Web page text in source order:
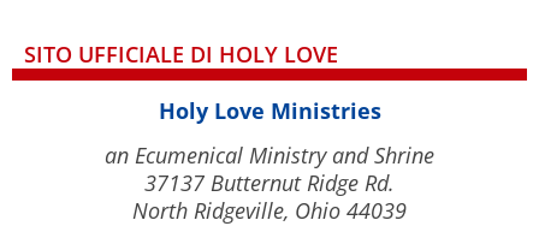
SITO UFFICIALE DI HOLY LOVE
Holy Love Ministries
an Ecumenical Ministry and Shrine
37137 Butternut Ridge Rd.
North Ridgeville, Ohio 44039